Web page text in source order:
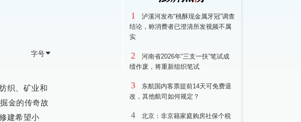
字号
织、矿业和
金的传奇故
建希望小
1
泸溪河发布“桃酥现金属牙冠”调查
结论，称消费者已澄清所发视频不属
实
2
河南省2026年“三支一扶”笔试成
绩作废，将重新组织笔试
3
东航国内客票提前14天可免费退
改，其他航司如何规定？
4
北京：非京籍家庭购房社保个税